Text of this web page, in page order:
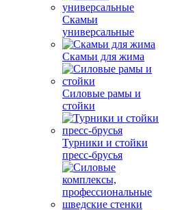
Скамьи
универсальные
Скамьи для жима
Силовые рамы и
стойки
Турники и стойки
пресс-брусья